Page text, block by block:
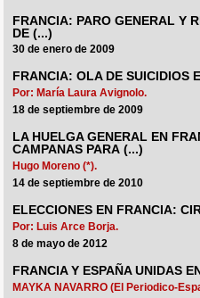
FRANCIA: PARO GENERAL Y
DE (...)
30 de enero de 2009
FRANCIA: OLA DE SUICIDIOS
Por: María Laura Avignolo.
18 de septiembre de 2009
LA HUELGA GENERAL EN
CAMPANAS PARA (...)
Hugo Moreno (*).
14 de septiembre de 2010
ELECCIONES EN FRANCIA:
Por: Luis Arce Borja.
8 de mayo de 2012
FRANCIA Y ESPAÑA UNIDAS
MAYKA NAVARRO (El Periodico-